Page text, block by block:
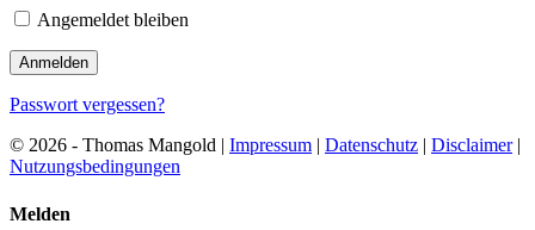
Angemeldet bleiben
Passwort vergessen?
© 2026 - Thomas Mangold | Impressum | Datenschutz | Disclaimer|
Nutzungsbedingungen
Melden